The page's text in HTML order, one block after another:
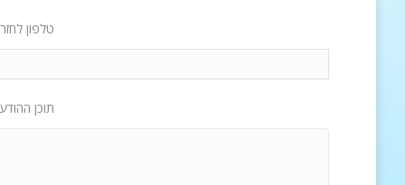
טלפון
תוכן